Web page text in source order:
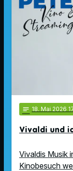
notes 18. Mai 2026
Vivaldi und
Vivaldis Musik
Kinobesuch